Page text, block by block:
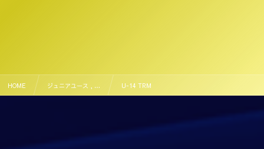
HOME ジュニアユース , … U-14 TRM